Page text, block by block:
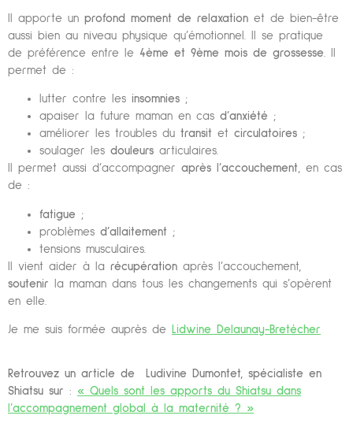
Il apporte un profond moment de relaxation et de bien-être
aussi bien au niveau physique qu’émotionnel. Il se pratique
de préférence entre le 4ème et 9ème mois de grossesse
permet de :
lutter contre les insomnies ;
apaiser la future maman en cas d’anxiété ;
améliorer les troubles du transit et circulatoires ;
soulager les douleurs articulaires.
Il permet aussi d’accompagner après l’accouchement, en cas
de :
fatigue ;
problèmes d’allaitement ;
tensions musculaires.
Il vient aider à la récupération après l’accouchement,
soutenir la maman dans tous les changements qui s’opèrent
en elle.
Je me suis formée auprès de Lidwine Delaunay-Bretécher
Retrouvez un article de Ludivine Dumontet, spécialiste en
Shiatsu sur : « Quels sont les apports du Shiatsu dans
l’accompagnement global à la maternité ? »